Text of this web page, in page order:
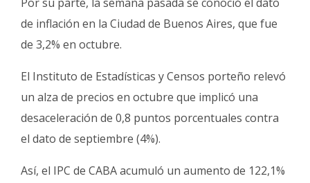
de inflación en la Ciudad de Buenos Aires, que fue
de 3,2% en octubre.
El Instituto de Estadísticas y Censos porteño relevó
un alza de precios en octubre que implicó una
desaceleración de 0,8 puntos porcentuales contra
el dato de septiembre (4%).
Así, el IPC de CABA acumuló un aumento de 122,1%